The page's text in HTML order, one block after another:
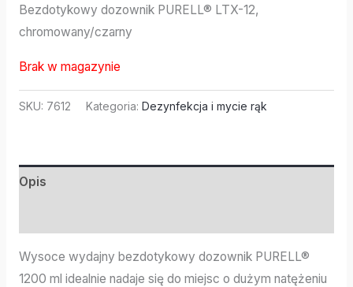
Bezdotykowy dozownik PURELL® LTX-12,
chromowany/czarny
Brak w magazynie
SKU: 7612 Kategoria: Dezynfekcja i mycie rąk
Opis
Wysoce wydajny bezdotykowy dozownik PURELL®
1200 ml idealnie nadaje się do miejsc o dużym natężeniu